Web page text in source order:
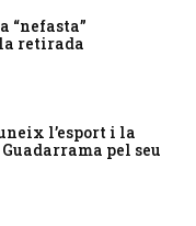
“nefasta”
retirada
l’esport i la
pel seu